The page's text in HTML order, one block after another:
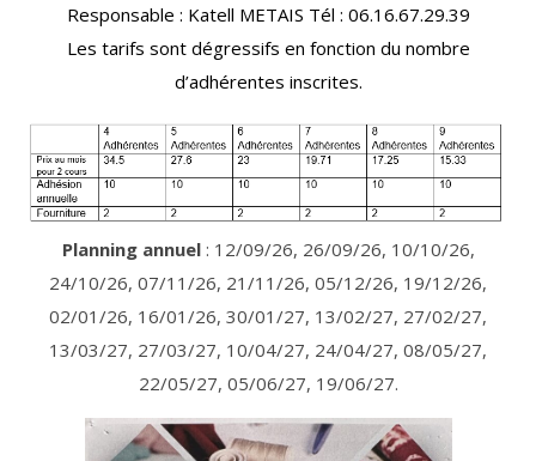
Responsable : Katell METAIS Tél : 06.16.67.29.39
Les tarifs sont dégressifs en fonction du nombre
d’adhérentes inscrites.
Planning annuel: 12/09/26, 26/09/26, 10/10/26,
24/10/26, 07/11/26, 21/11/26, 05/12/26, 19/12/26,
02/01/26, 16/01/26, 30/01/27, 13/02/27, 27/02/27,
13/03/27, 27/03/27, 10/04/27, 24/04/27, 08/05/27,
22/05/27, 05/06/27, 19/06/27.